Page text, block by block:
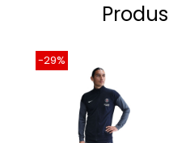
-29%